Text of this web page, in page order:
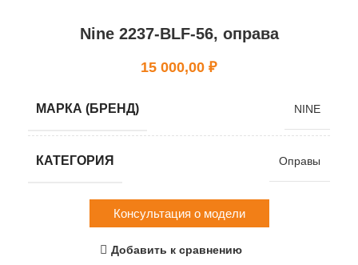
Nine 2237-BLF-56, оправа
15 000,00 ₽
МАРКА (БРЕНД) NINE
КАТЕГОРИЯ Оправы
Консультация о модели
Добавить к сравнению